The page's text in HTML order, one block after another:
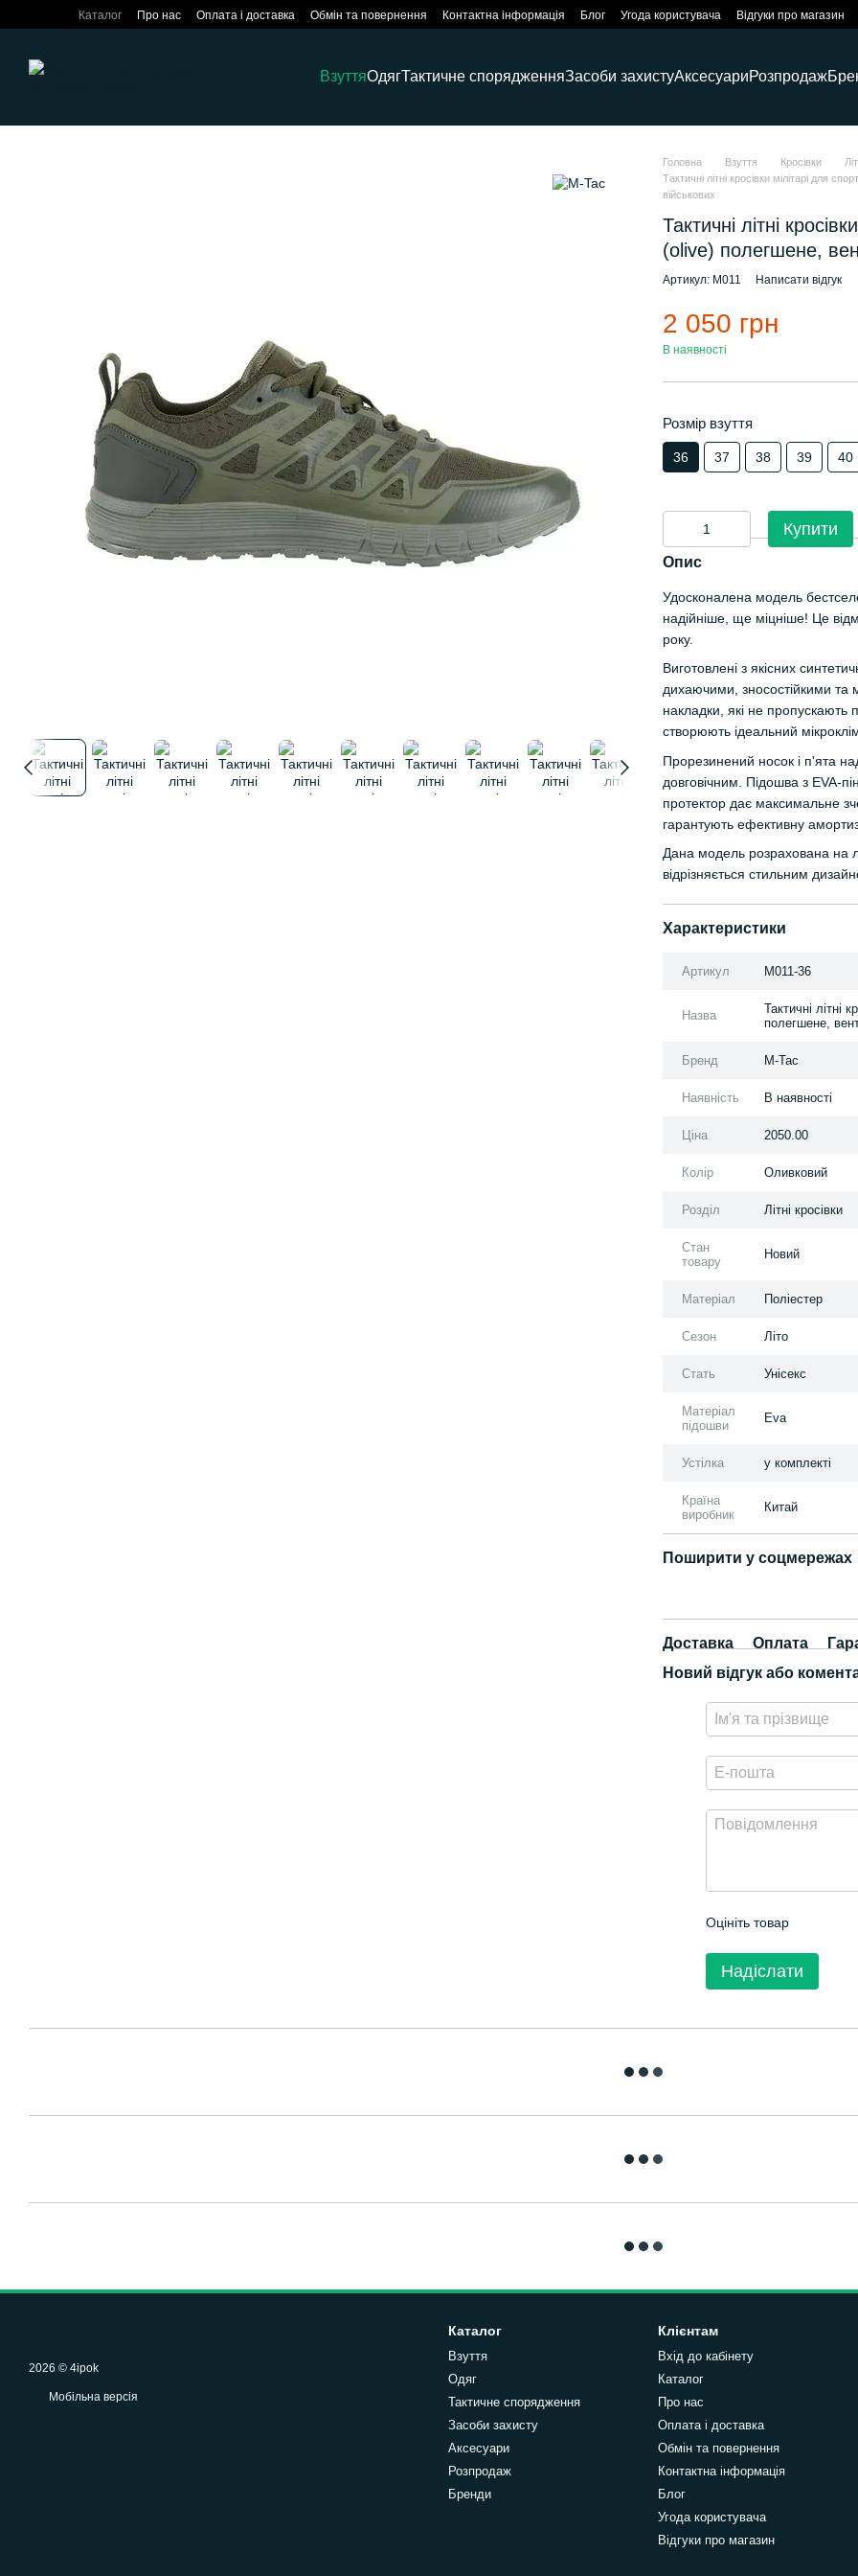
Перейти до основного контенту
Каталог Про нас Оплата і доставка Обмін та повернення Контактна інформація Блог Угода користувача Відгуки про магазин
ВзуттяОдягТактичне спорядженняЗасоби захистуАксесуариРозпродаж
Головна Взуття Кросівки
Тактичні літні кросівки мілітарі для
військових
Тактичні літні
(olive) полегшене,
Артикул: M011 Написати відгук
2 050 грн
В наявності
Розмір взуття
36 37 38 39 40
Купити
Опис
Удосконалена модель
надійніше, ще міцніше! Це
року.
Виготовлені з якісних
дихаючими, зносостійкими та
накладки, які не пропускають
створюють ідеальний
Прорезинений носок і п'ята
довговічним. Підошва з EVA-
протектор дає максимальне
гарантують ефективну
Дана модель розрахована на
відрізняється стильним
Характеристики
Артикул M011-36
Назва
Тактичні літні
полегшене,
Бренд M-Tac
Наявність В наявності
Ціна 2050.00
Колір Оливковий
Розділ Літні кросівки
Стан
товару
Новий
Матеріал Поліестер
Сезон Літо
Стать Унісекс
Матеріал
підошви
Eva
Устілка у комплекті
Країна
виробник
Китай
Поширити у соцмережах
Доставка Оплата
Новий відгук або
Оцініть товар
Надіслати
2026 © 4ipok
Мобільна версія
Каталог
Взуття
Одяг
Тактичне спорядження
Засоби захисту
Аксесуари
Розпродаж
Бренди
Клієнтам
Вхід до кабінету
Каталог
Про нас
Оплата і доставка
Обмін та повернення
Контактна інформація
Блог
Угода користувача
Відгуки про магазин